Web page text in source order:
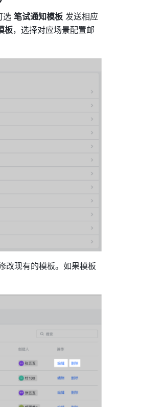
选 笔试通知模板 发送相应
板，选择对应场景配置邮
改现有的模板。如果模板